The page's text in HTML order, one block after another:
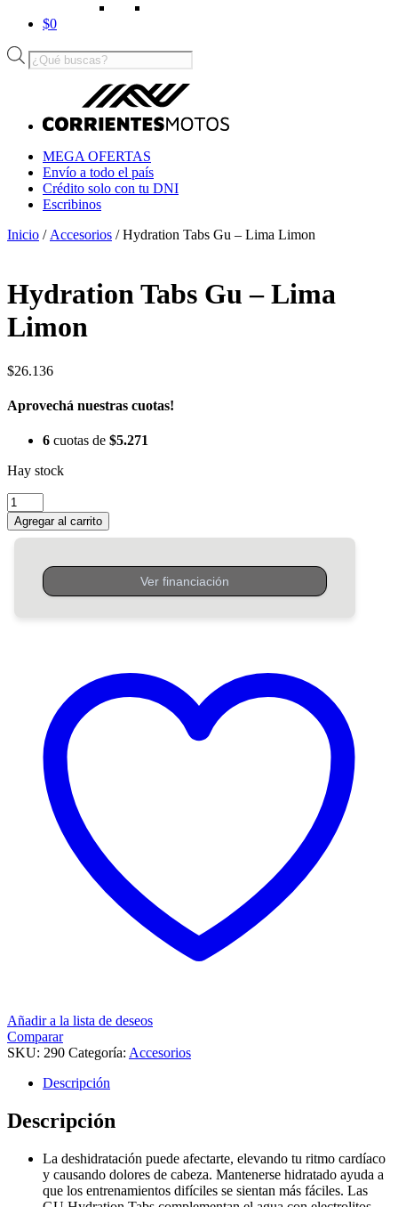
$0
Búsqueda
de
MEGA OFERTAS
Envío a todo el país
Crédito solo con tu DNI
Escribinos
Inicio / Accesorios / Hydration Tabs Gu – Lima Limon
Hydration Tabs Gu – Lima
Limon
$26.136
Aprovechá nuestras cuotas!
6 cuotas de $5.271
Hay stock
Hydration
Tabs
Gu
Limon
cantidad
Agregar al carrito
Añadir a la lista de deseos
Comparar
SKU: 290 Categoría: Accesorios
Descripción
Descripción
La deshidratación puede afectarte, elevando tu ritmo cardíaco
y causando dolores de cabeza. Mantenerse hidratado ayuda a
que los entrenamientos difíciles se sientan más fáciles. Las